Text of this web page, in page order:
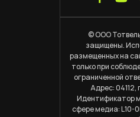
© ООО
защищены.
размещенных на
только при
ограниченной
Адрес: 04112,
Идентификатор
сфере медиа: L10-